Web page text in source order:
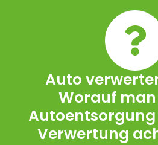
Auto
Worauf
Verwertung